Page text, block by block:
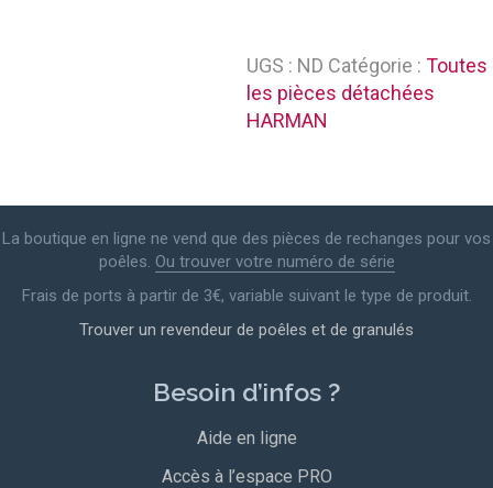
UGS : ND Catégorie : Toutes
les pièces détachées
HARMAN
La boutique en ligne ne vend que des pièces de rechanges pour vos
poêles. Ou trouver votre numéro de série
Frais de ports à partir de 3€, variable suivant le type de produit.
Trouver un revendeur de poêles et de granulés
Besoin d’infos ?
Aide en ligne
Accès à l’espace PRO